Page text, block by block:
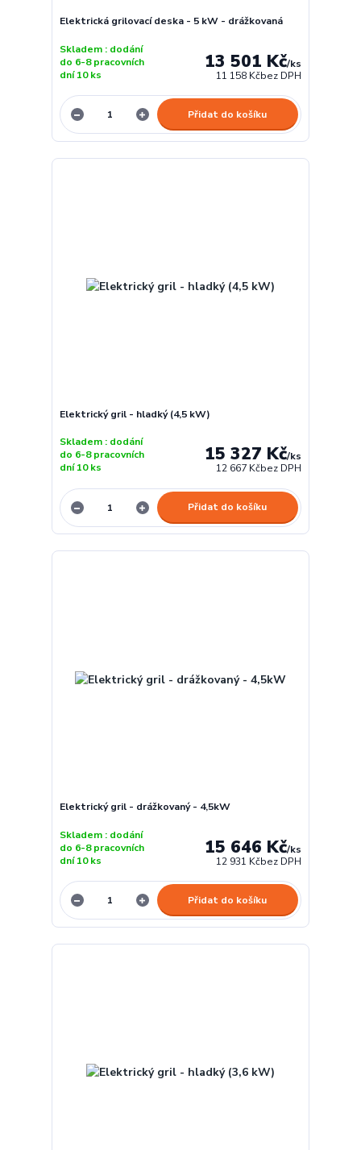
Elektrická grilovací deska - 5 kW - drážkovaná
13 501 Kč/ks
11 158 Kčbez DPH
Skladem : dodání
do 6-8 pracovních
dní 10 ks
Přidat do košíku
Elektrický gril - hladký (4,5 kW)
15 327 Kč/ks
12 667 Kčbez DPH
Skladem : dodání
do 6-8 pracovních
dní 10 ks
Přidat do košíku
Elektrický gril - drážkovaný - 4,5kW
15 646 Kč/ks
12 931 Kčbez DPH
Skladem : dodání
do 6-8 pracovních
dní 10 ks
Přidat do košíku